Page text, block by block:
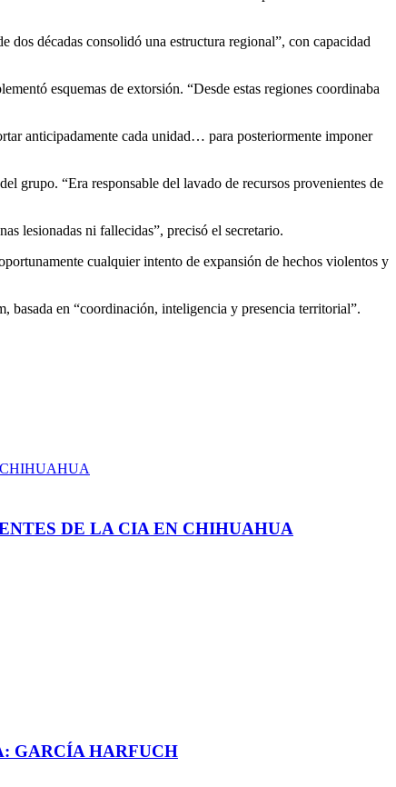
dos décadas consolidó una estructura regional”, con capacidad
esquemas de extorsión. “Desde estas regiones coordinaba
anticipadamente cada unidad… para posteriormente imponer
grupo. “Era responsable del lavado de recursos provenientes de
lesionadas ni fallecidas”, precisó el secretario.
cualquier intento de expansión de hechos violentos y
basada en “coordinación, inteligencia y presencia territorial”.
DE LA CIA EN CHIHUAHUA
GARCÍA HARFUCH